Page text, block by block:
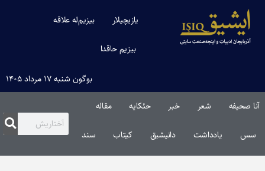
یازیچیلار بیزیم‌له علاقه
بیزیم حاقدا
بوگون شنبه ۱۷ مرداد ۱۴۰۵
آنا صحیفه شعر خبر حئکایه مقاله‌
سس یادداشت دانیشیق کیتاب سند